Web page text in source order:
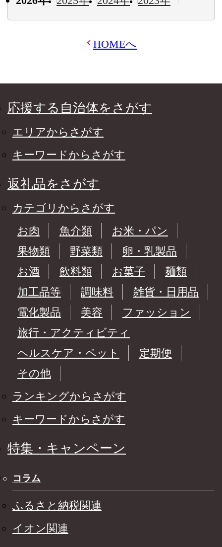
HOMEへ
応援する自治体をさがす
エリアからさがす
キーワードからさがす
返礼品をさがす
カテゴリからさがす
お肉
魚介類
お米・パン
果物類
野菜類
卵・乳製品
お酒
飲料類 お菓子
麺類
加工品等
調味料
雑貨・日用品
電化製品
美容
ファッション
旅行・アクティビティ
ヘルスケア・ペット
定期便
その他
ランキングからさがす
キーワードからさがす
特集・キャンペーン
コラム
ふるさと納税関連
イオン関連